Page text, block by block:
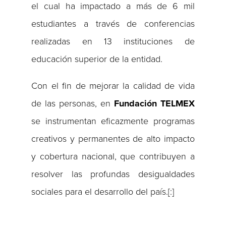
el cual ha impactado a más de 6 mil
estudiantes a través de conferencias
realizadas en 13 instituciones de
educación superior de la entidad.
Con el fin de mejorar la calidad de vida
de las personas, en Fundación TELMEX
se instrumentan eficazmente programas
creativos y permanentes de alto impacto
y cobertura nacional, que contribuyen a
resolver las profundas desigualdades
sociales para el desarrollo del país.[:]